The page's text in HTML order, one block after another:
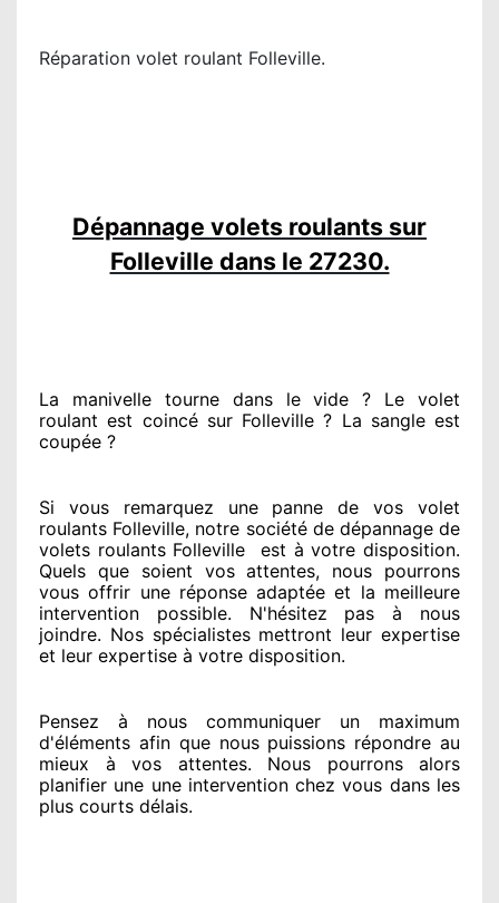
Réparation volet roulant Folleville.
Dépannage volets roulants sur
Folleville dans le 27230.
La manivelle tourne dans le vide ? Le volet
roulant est coincésur Folleville ? La sangle est
coupée ?
Si vous remarquez une panne de vos volet
roulants Folleville, notre sociétéde dépannage de
volets roulants Folleville
est à votre disposition.
Quels que soient vos attentes, nous pourrons
vous offrir une réponse adaptée et la meilleure
intervention possible. N'hésitez pas à nous
joindre. Nos spécialistesmettront leur expertise
et leur expertise à votre disposition.
Pensez à nous communiquer un maximum
d'éléments afin que nous puissions répondre au
mieux à vos attentes. Nous pourrons alors
planifier une une intervention chez vous dans les
plus courts délais.